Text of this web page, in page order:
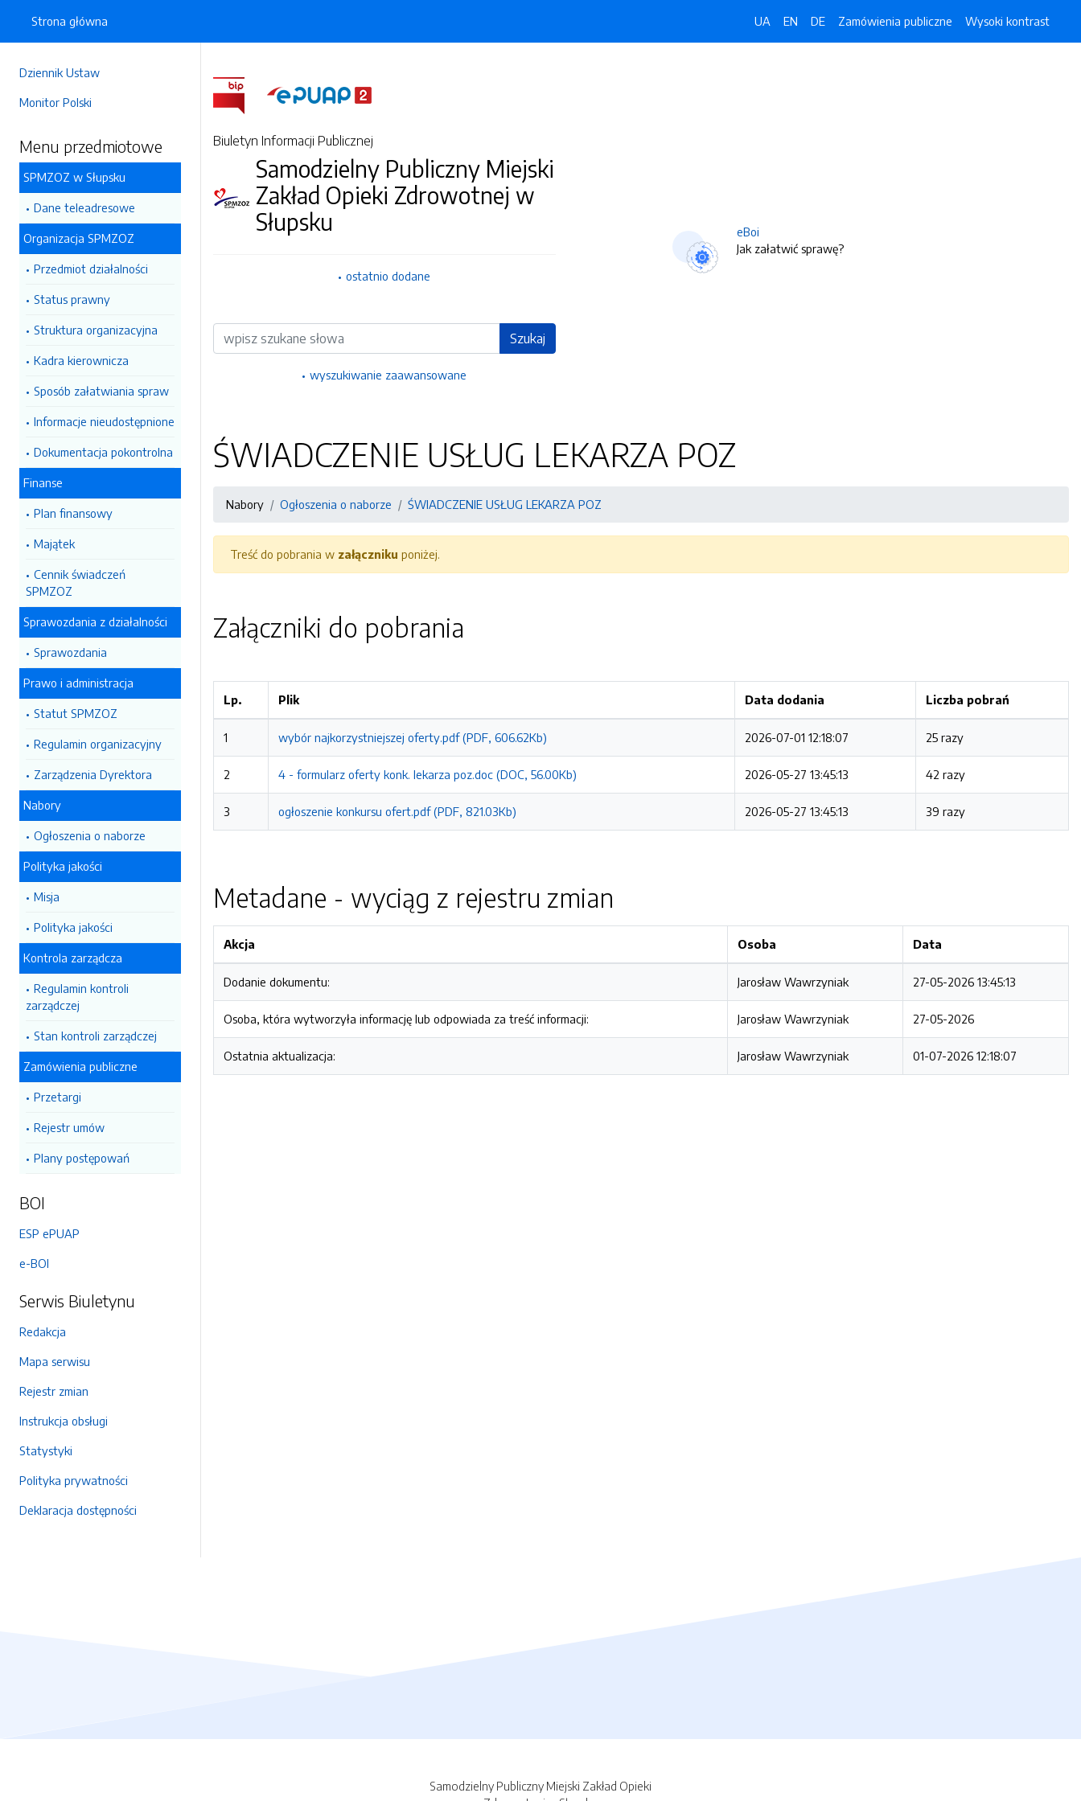
Dziennik Ustaw
Monitor Polski
Menu przedmiotowe
SPMZOZ w Słupsku
Dane teleadresowe
Organizacja SPMZOZ
Przedmiot działalności
Status prawny
Struktura organizacyjna
Kadra kierownicza
Sposób załatwiania spraw
Informacje nieudostępnione
Dokumentacja pokontrolna
Finanse
Plan finansowy
Majątek
Cennik świadczeń
SPMZOZ
Sprawozdania z działalności
Sprawozdania
Prawo i administracja
Statut SPMZOZ
Regulamin organizacyjny
Zarządzenia Dyrektora
Nabory
Ogłoszenia o naborze
Polityka jakości
Misja
Polityka jakości
Kontrola zarządcza
Regulamin kontroli
zarządczej
Stan kontroli zarządczej
Zamówienia publiczne
Przetargi
Rejestr umów
Plany postępowań
BOI
ESP ePUAP
e-BOI
Serwis Biuletynu
Redakcja
Mapa serwisu
Rejestr zmian
Instrukcja obsługi
Statystyki
Polityka prywatności
Deklaracja dostępności
Strona główna UA EN DE Zamówienia publiczne Wysoki kontrast
Biuletyn Informacji Publicznej
Samodzielny Publiczny Miejski
Zakład Opieki Zdrowotnej w
Słupsku
ostatnio dodane
Wyszukiwarka Szukaj
wyszukiwanie zaawansowane
eBoi
Jak załatwić sprawę?
ŚWIADCZENIE USŁUG LEKARZA POZ
Nabory Ogłoszenia o naborze ŚWIADCZENIE USŁUG LEKARZA POZ
Treść do pobrania w załączniku poniżej.
Załączniki do pobrania
Lp. Plik Data dodania Liczba pobrań
1 wybór najkorzystniejszej oferty.pdf (PDF, 606.62Kb) 2026-07-01 12:18:07 25 razy
2 4 - formularz oferty konk. lekarza poz.doc (DOC, 56.00Kb) 2026-05-27 13:45:13 42 razy
3 ogłoszenie konkursu ofert.pdf (PDF, 821.03Kb) 2026-05-27 13:45:13 39 razy
Metadane - wyciąg z rejestru zmian
Akcja Osoba Data
Dodanie dokumentu: Jarosław Wawrzyniak 27-05-2026 13:45:13
Osoba, która wytworzyła informację lub odpowiada za treść informacji: Jarosław Wawrzyniak 27-05-2026
Ostatnia aktualizacja: Jarosław Wawrzyniak 01-07-2026 12:18:07
Samodzielny Publiczny Miejski Zakład Opieki